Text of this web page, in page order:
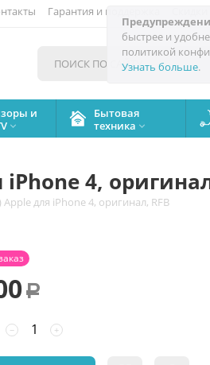
быстрее и
политикой
Узнать больше.
Гарантия и поддержка
и

Бытовая
техника 
4,
для iPhone 4, оригинал, RFB
Р
+
−